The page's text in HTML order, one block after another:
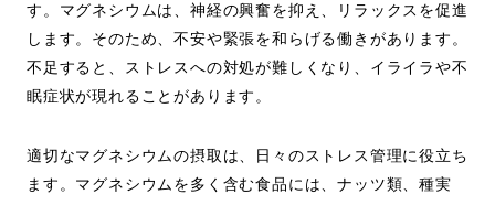
す。マグネシウムは、神経の興奮を抑え、リラックスを促進
します。そのため、不安や緊張を和らげる働きがあります。
不足すると、ストレスへの対処が難しくなり、イライラや不
眠症状が現れることがあります。
適切なマグネシウムの摂取は、日々のストレス管理に役立ち
ます。マグネシウムを多く含む食品には、ナッツ類、種実